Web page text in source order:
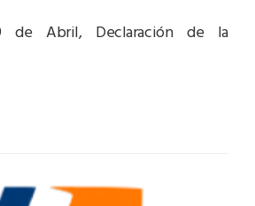
de Abril, Declaración de la